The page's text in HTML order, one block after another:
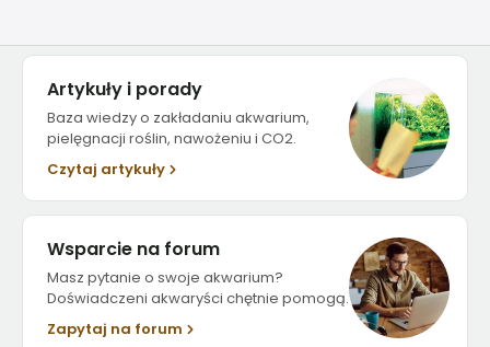
Artykuły i porady
Baza wiedzy o zakładaniu akwarium,
pielęgnacji roślin, nawożeniu i CO2.
Czytaj artykuły
Wsparcie na forum
Masz pytanie o swoje akwarium?
Doświadczeni akwaryści chętnie pomogą.
Zapytaj na forum